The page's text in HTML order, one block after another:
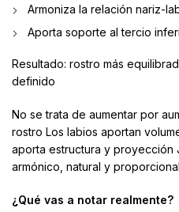
Armoniza la relación nariz-
Aporta soporte al tercio
Resultado: rostro más
definido
No se trata de aumentar por
rostro Los labios aportan
aporta estructura y proyección
armónico, natural y proporcional
¿Qué vas a notar realmente?